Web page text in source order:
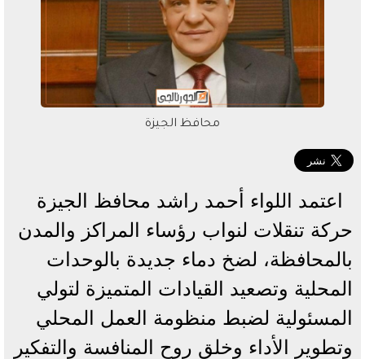
محافظ الجيزة
اعتمد اللواء أحمد راشد محافظ الجيزة
حركة تنقلات لنواب رؤساء المراكز والمدن
بالمحافظة، لضخ دماء جديدة بالوحدات
المحلية وتصعيد القيادات المتميزة لتولي
المسئولية لضبط منظومة العمل المحلي
وتطوير الأداء وخلق روح المنافسة والتفكير